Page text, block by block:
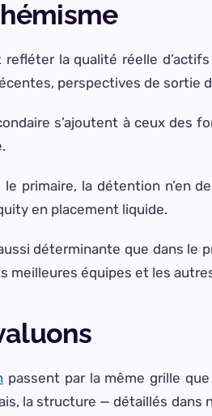
la qualité réelle
perspectives de sortie
s’ajoutent à ceux
primaire, la détention n’en
en placement liquide.
déterminante que dans le
meilleures équipes et les
passent par la même grille
la structure — détaillés dans